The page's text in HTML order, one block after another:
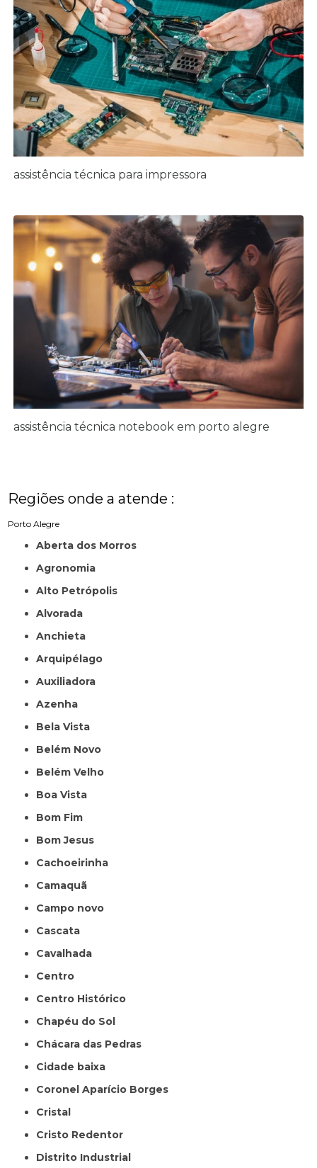
assistência técnica para impressora
assistência técnica notebook em porto alegre
Regiões onde a atende :
Porto Alegre
Aberta dos Morros
Agronomia
Alto Petrópolis
Alvorada
Anchieta
Arquipélago
Auxiliadora
Azenha
Bela Vista
Belém Novo
Belém Velho
Boa Vista
Bom Fim
Bom Jesus
Cachoeirinha
Camaquã
Campo novo
Cascata
Cavalhada
Centro
Centro Histórico
Chapéu do Sol
Chácara das Pedras
Cidade baixa
Coronel Aparício Borges
Cristal
Cristo Redentor
Distrito Industrial